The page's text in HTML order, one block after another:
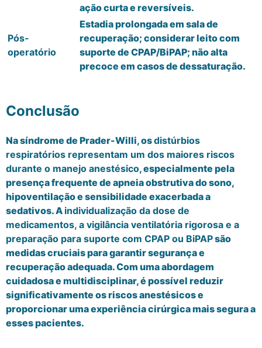
ação curta e reversíveis.
Pós-
operatório
Estadia prolongada em sala de
recuperação; considerar leito com
suporte de CPAP/BiPAP; não alta
precoce em casos de dessaturação.
Conclusão
Na síndrome de Prader-Willi, osdistúrbios
respiratórios representam um dos maiores riscos
durante o manejo anestésico, especialmente pela
presença frequente de apneia obstrutiva do sono,
hipoventilação e sensibilidade exacerbada a
sedativos. A individualização da dose de
medicamentos, a vigilância ventilatória rigorosa e a
preparação para suporte com CPAP ou BiPAPsão
medidas cruciais para garantir segurança e
recuperação adequada. Com uma abordagem
cuidadosa e multidisciplinar, é possível reduzir
significativamente os riscos anestésicos e
proporcionar uma experiência cirúrgica mais segura a
esses pacientes.